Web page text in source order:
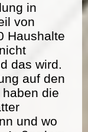
in
von
Haushalte
das wird.
auf den
die
und wo